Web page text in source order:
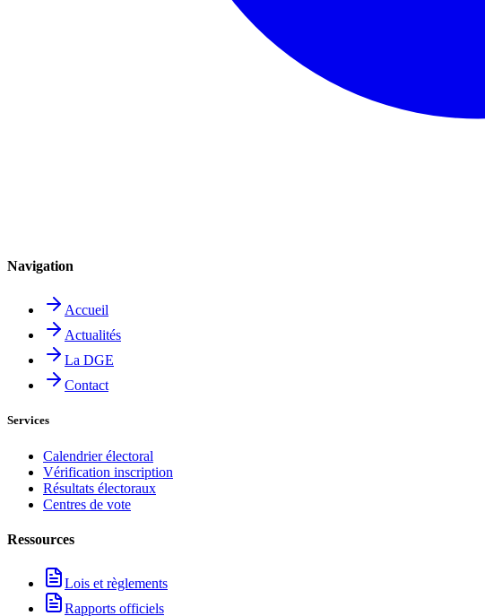
Navigation
Accueil
Actualités
La DGE
Contact
Services
Calendrier électoral
Vérification inscription
Résultats électoraux
Centres de vote
Ressources
Lois et règlements
Rapports officiels